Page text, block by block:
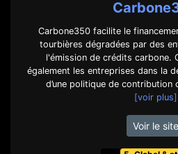
Carbone350 facilite le
tourbières dégradées par des
l'émission de crédits carbone.
également les entreprises dans la
d’une politique de contribution
[voir plus]
Voir le site